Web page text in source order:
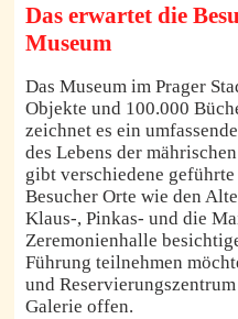
Das erwartet die
Museum
Das Museum im Prager
Objekte und 100.000
zeichnet es ein
des Lebens der
gibt verschiedene
Besucher Orte wie den
Klaus-, Pinkas- und die
Zeremonienhalle
Führung teilnehmen
und
Galerie offen.